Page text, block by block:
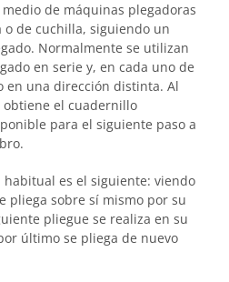
de máquinas plegadoras
de cuchilla, siguiendo un
Normalmente se utilizan
en serie y, en cada uno de
en una dirección distinta. Al
obtiene el cuadernillo
para el siguiente paso a
habitual es el siguiente: viendo
pliega sobre sí mismo por su
pliegue se realiza en su
último se pliega de nuevo